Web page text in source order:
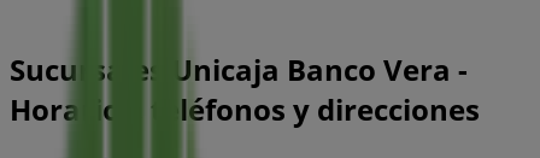
Sucursales Unicaja Banco Vera -
Horarios, teléfonos y direcciones